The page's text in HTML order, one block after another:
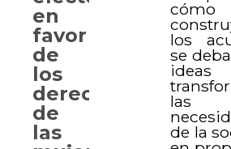
los
se
las
de la
en
favor
de
los
derechos
de
las